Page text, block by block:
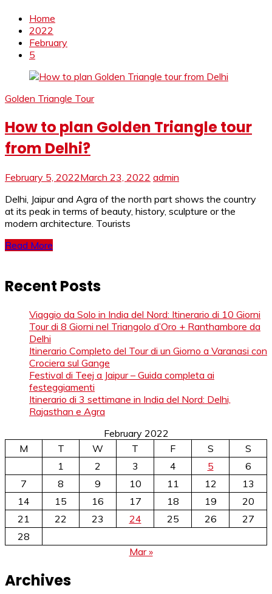
Home
2022
February
5
Golden Triangle Tour
How to plan Golden Triangle tour
from Delhi?
February 5, 2022March 23, 2022 admin
Delhi, Jaipur and Agra of the north part shows the country
at its peak in terms of beauty, history, sculpture or the
modern architecture. Tourists
Read More
Recent Posts
Viaggio da Solo in India del Nord: Itinerario di 10 Giorni
Tour di 8 Giorni nel Triangolo d’Oro + Ranthambore da
Delhi
Itinerario Completo del Tour di un Giorno a Varanasi con
Crociera sul Gange
Festival di Teej a Jaipur – Guida completa ai
festeggiamenti
Itinerario di 3 settimane in India del Nord: Delhi,
Rajasthan e Agra
February 2022
M
T W T F S
S
1
2 3 4 5
6
7
8 9 10 11 12
13
14
15 16 17 18 19
20
21
22 23 24 25 26
27
28
Mar »
Archives